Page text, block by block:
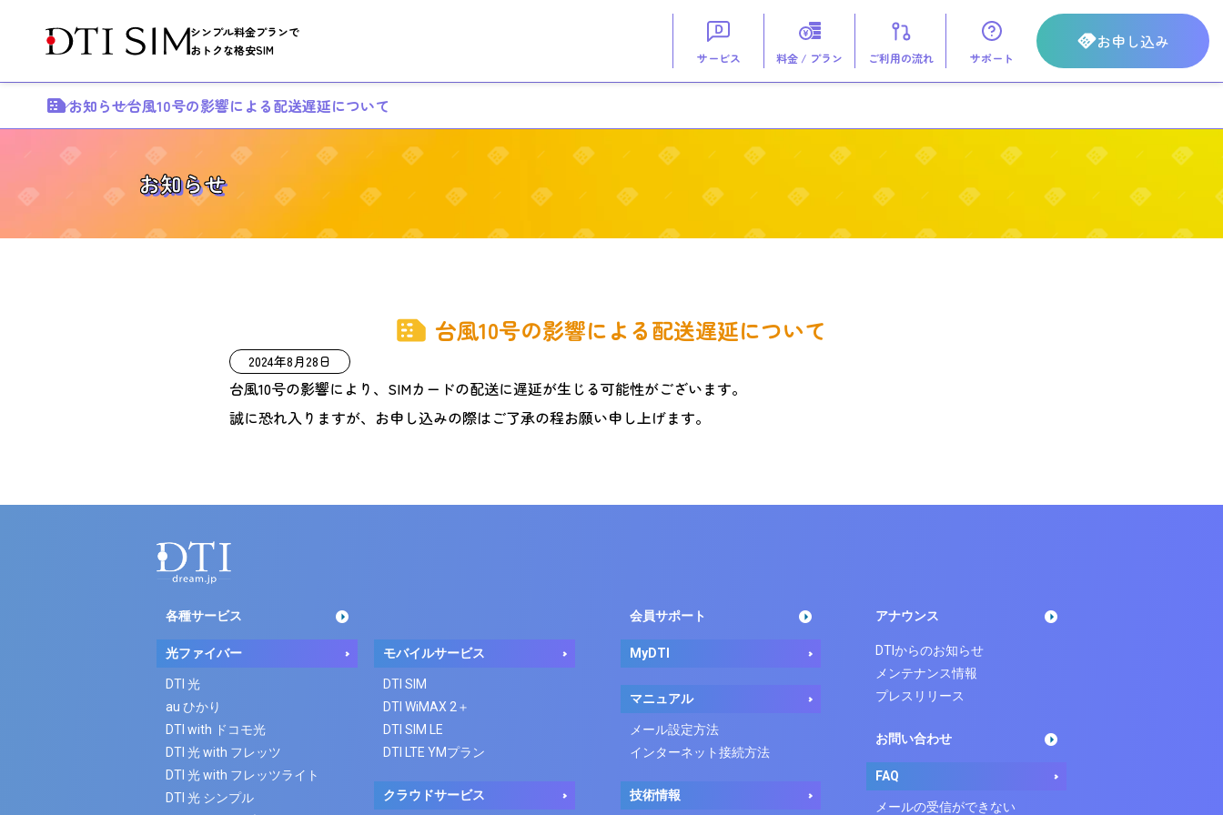
シンプル料金プランで
おトクな格安SIM
サービス 料金 / プラン ご利用の流れ サポート
お申し込み
お知らせ台風10号の影響による配送遅延について
お知らせ
台風10号の影響による配送遅延について
2024年8月28日
台風10号の影響により、SIMカードの配送に遅延が生じる可能性がございます。
誠に恐れ入りますが、お申し込みの際はご了承の程お願い申し上げます。
各種サービス
光ファイバー
DTI 光
au ひかり
DTI with ドコモ光
DTI 光 with フレッツ
DTI 光 with フレッツライト
DTI 光 シンプル
モバイルサービス
DTI SIM
DTI WiMAX 2＋
DTI SIM LE
DTI LTE YMプラン
クラウドサービス
会員サポート
MyDTI
マニュアル
メール設定方法
インターネット接続方法
技術情報
アナウンス
DTIからのお知らせ
メンテナンス情報
プレスリリース
お問い合わせ
FAQ
メールの受信ができない